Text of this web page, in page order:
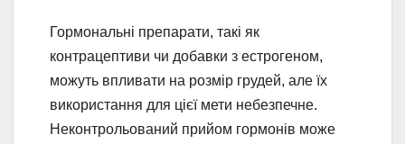
Гормональні препарати, такі як
контрацептиви чи добавки з естрогеном,
можуть впливати на розмір грудей, але їх
використання для цієї мети небезпечне.
Неконтрольований прийом гормонів може